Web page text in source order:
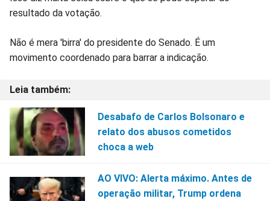
resultado da votação.
Não é mera 'birra' do presidente do Senado. É um
movimento coordenado para barrar a indicação.
Desabafo de Carlos Bolsonaro e
relato dos abusos cometidos
choca a web
AO VIVO: Alerta máximo. Antes de
operação militar, Trump ordena